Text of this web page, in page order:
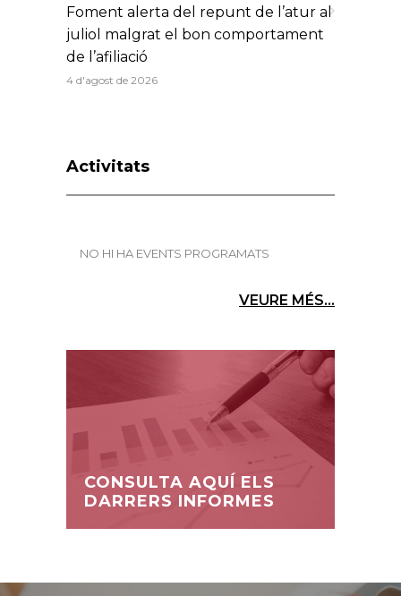
Foment alerta del repunt de l’atur al
juliol malgrat el bon comportament
de l’afiliació
4 d'agost de 2026
Activitats
NO HI HA EVENTS PROGRAMATS
VEURE MÉS...
CONSULTA AQUÍ ELS
DARRERS INFORMES